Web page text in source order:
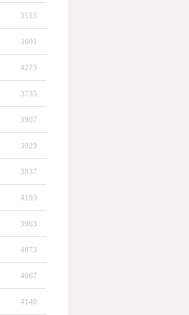
3515
3601
4273
3735
3907
3929
3837
4193
3963
4073
4067
4140